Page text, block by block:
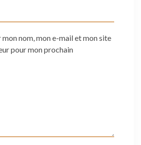
nom, mon e-mail et mon site
pour mon prochain